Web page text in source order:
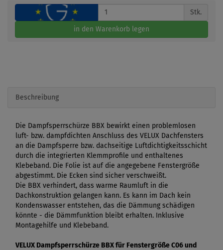
Stk.
in den Warenkorb legen
Beschreibung
Die Dampfsperrschürze BBX bewirkt einen problemlosen
luft- bzw. dampfdichten Anschluss des VELUX Dachfensters
an die Dampfsperre bzw. dachseitige Luftdichtigkeitsschicht
durch die integrierten Klemmprofile und enthaltenes
Klebeband. Die Folie ist auf die angegebene Fenstergröße
abgestimmt. Die Ecken sind sicher verschweißt.
Die BBX verhindert, dass warme Raumluft in die
Dachkonstruktion gelangen kann. Es kann im Dach kein
Kondenswasser entstehen, das die Dämmung schädigen
könnte - die Dämmfunktion bleibt erhalten. Inklusive
Montagehilfe und Klebeband.
VELUX Dampfsperrschürze BBX für Fenstergröße C06 und